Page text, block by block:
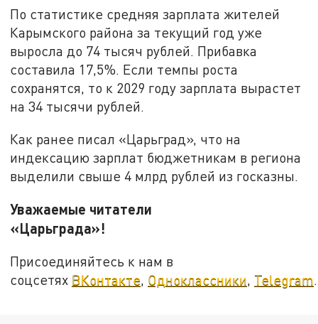
По статистике средняя зарплата жителей
Карымского района за текущий год уже
выросла до 74 тысяч рублей. Прибавка
составила 17,5%. Если темпы роста
сохранятся, то к 2029 году зарплата вырастет
на 34 тысячи рублей.
Как ранее писал «Царьград», что на
индексацию зарплат бюджетникам в региона
выделили свыше 4 млрд рублей из госказны.
Уважаемые читатели
«Царьграда»!
Присоединяйтесь к нам в
соцсетях ВКонтакте Одноклассники Telegram